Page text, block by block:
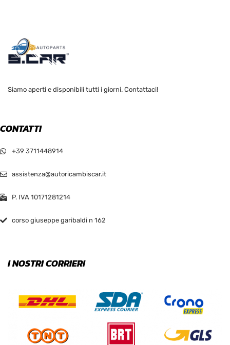
Siamo aperti e disponibili tutti i giorni. Contattaci!
CONTATTI
+39 3711448914
assistenza@autoricambiscar.it
P. IVA 10171281214
corso giuseppe garibaldi n 162
I NOSTRI CORRIERI